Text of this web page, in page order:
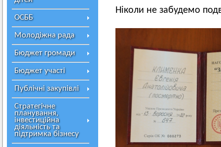
ОСББ
Молодіжна рада
Бюджет громади
Бюджет участі
Публічні закупівлі
Стратегічне
планування,
інвестиційна
діяльність та
підтримка бізнесу
Ніколи не забудемо